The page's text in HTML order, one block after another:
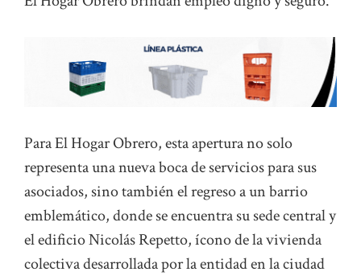
Para El Hogar Obrero, esta apertura no solo
representa una nueva boca de servicios para sus
asociados, sino también el regreso a un barrio
emblemático, donde se encuentra su sede central y
el edificio Nicolás Repetto, ícono de la vivienda
colectiva desarrollada por la entidad en la ciudad